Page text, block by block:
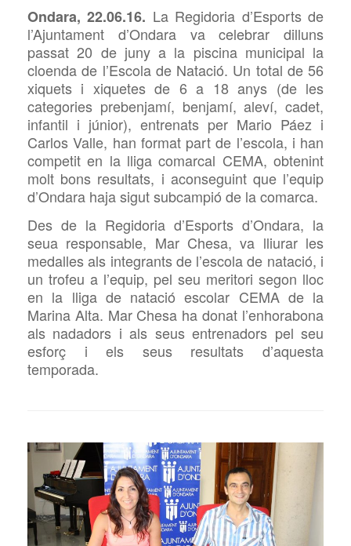
Ondara, 22.06.16. La Regidoria d’Esports de
l’Ajuntament d’Ondara va celebrar dilluns
passat 20 de juny a la piscina municipal la
cloenda de l’Escola de Natació. Un total de 56
xiquets i xiquetes de 6 a 18 anys (de les
categories prebenjamí, benjamí, aleví, cadet,
infantil i júnior), entrenats per Mario Páez i
Carlos Valle, han format part de l’escola, i han
competit en la lliga comarcal CEMA, obtenint
molt bons resultats, i aconseguint que l’equip
d’Ondara haja sigut subcampió de la comarca.
Des de la Regidoria d’Esports d’Ondara, la
seua responsable, Mar Chesa, va lliurar les
medalles als integrants de l’escola de natació, i
un trofeu a l’equip, pel seu meritori segon lloc
en la lliga de natació escolar CEMA de la
Marina Alta. Mar Chesa ha donat l’enhorabona
als nadadors i als seus entrenadors pel seu
esforç i els seus resultats d’aquesta
temporada.